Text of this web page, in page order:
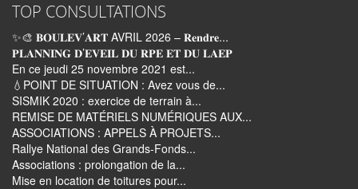
TOP CONSULTATIONS
✨🎨 𝐁𝐎𝐔𝐋𝐄𝐕’𝐀𝐑𝐓 AVRIL 2026 – 𝐑𝐞𝐧𝐝𝐫𝐞...
𝐏𝐋𝐀𝐍𝐍𝐈𝐍𝐆 𝐃’𝐄𝐕𝐄𝐈𝐋 𝐃𝐔 𝐑𝐏𝐄 𝐄𝐓 𝐃𝐔 𝐋𝐀𝐄𝐏
En ce jeudi 25 novembre 2021 est...
💧POINT DE SITUATION : Avez vous de...
SISMIK 2020 : exercice de terrain à...
REMISE DE MATÉRIELS NUMÉRIQUES AUX...
ASSOCIATIONS : APPELS À PROJETS...
Rallye National des Grands-Fonds...
Associations : prolongation de la...
Mise en location de toitures pour...